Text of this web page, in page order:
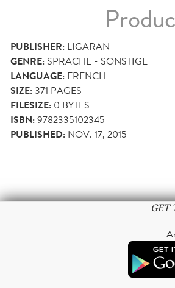
PUBLISHER: LIGARAN
GENRE: SPRACHE - SONSTIGE
LANGUAGE: FRENCH
SIZE:371 PAGES
FILESIZE: 0 BYTES
ISBN:9782335102345
PUBLISHED: NOV. 17, 2015
GET